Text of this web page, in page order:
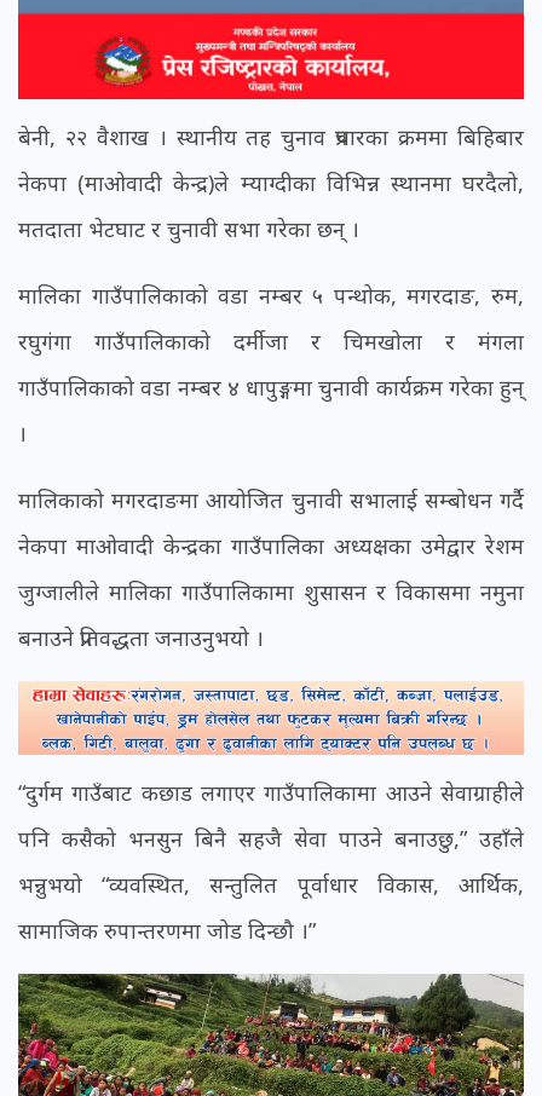
बेनी, २२ वैशाख । स्थानीय तह चुनाव प्रचारका क्रममा बिहिबार
नेकपा (माओवादी केन्द्र)ले म्याग्दीका विभिन्न स्थानमा घरदैलो,
मतदाता भेटघाट र चुनावी सभा गरेका छन् ।
मालिका गाउँपालिकाको वडा नम्बर ५ पन्थोक, मगरदाङ, रुम,
रघुगंगा गाउँपालिकाको दर्मीजा र चिमखोला र मंगला
गाउँपालिकाको वडा नम्बर ४ धापुङ्गमा चुनावी कार्यक्रम गरेका हुन्
।
मालिकाको मगरदाङमा आयोजित चुनावी सभालाई सम्बोधन गर्दै
नेकपा माओवादी केन्द्रका गाउँपालिका अध्यक्षका उमेद्वार रेशम
जुग्जालीले मालिका गाउँपालिकामा शुसासन र विकासमा नमुना
बनाउने प्रतिवद्धता जनाउनुभयो ।
“दुर्गम गाउँबाट कछाड लगाएर गाउँपालिकामा आउने सेवाग्राहीले
पनि कसैको भनसुन बिनै सहजै सेवा पाउने बनाउछु,” उहाँले
भन्नुभयो “व्यवस्थित, सन्तुलित पूर्वाधार विकास, आर्थिक,
सामाजिक रुपान्तरणमा जोड दिन्छौ ।”